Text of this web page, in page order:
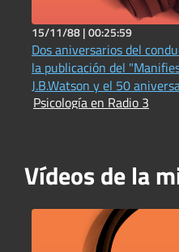
15/11/88 |00:25:59
Dos aniversarios del
la publicación del
J.B.Watson y el 50
conducta de los
Psicología en Radio 3
Vídeos de la